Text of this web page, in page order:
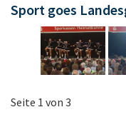
Sport goes
Seite 1 von 3